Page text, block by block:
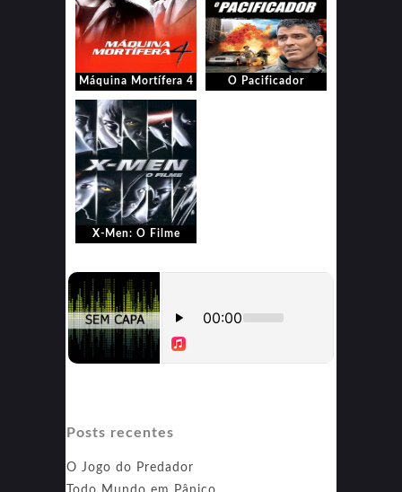
Máquina Mortífera 4 O Pacificador
X-Men: O Filme
Posts recentes
O Jogo do Predador